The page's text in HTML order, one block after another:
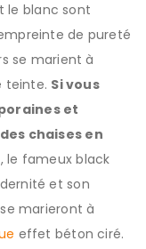
le blanc sont
de pureté
se marient à
teinte. Si vous
et
chaises en
le fameux black
et son
marieront à
effet béton ciré.